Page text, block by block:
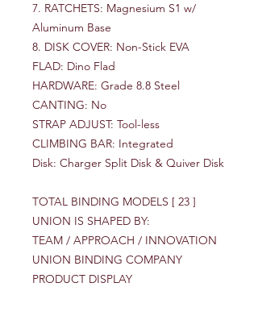
7. RATCHETS: Magnesium S1 w/
Aluminum Base
8. DISK COVER: Non-Stick EVA
FLAD: Dino Flad
HARDWARE: Grade 8.8 Steel
CANTING: No
STRAP ADJUST: Tool-less
CLIMBING BAR: Integrated
Disk: Charger Split Disk & Quiver Disk
TOTAL BINDING MODELS [ 23 ]
UNION IS SHAPED BY:
TEAM / APPROACH / INNOVATION
UNION BINDING COMPANY
PRODUCT DISPLAY